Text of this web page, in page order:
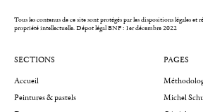
Tous les contenus de ce site sont protégés par les dispositions légales et
propriété intellectuelle.Dépot légal BNF : 1er décembre 2022
SECTIONS
Accueil
Peintures & pastels
PAGES
Michel